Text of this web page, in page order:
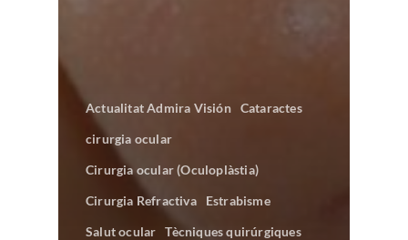
Actualitat Admira Visión Cataractes
cirurgia ocular
Cirurgia ocular (Oculoplàstia)
Cirurgia Refractiva
Estrabisme
Salut ocular
Tècniques quirúrgiques